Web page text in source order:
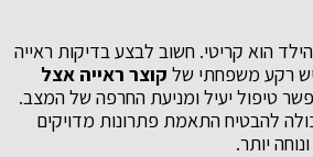
הוא קריטי. חשוב לבצע בדיקות ראייה
רקע משפחתי של קוצר ראייה אצל
טיפול יעיל ומניעת החרפה של המצב.
להבטיח התאמת פתרונות מדויקים
יותר.